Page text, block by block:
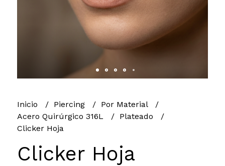
Inicio Piercing
Por Material
Acero Quirúrgico 316L
Plateado
Clicker Hoja
Clicker Hoja